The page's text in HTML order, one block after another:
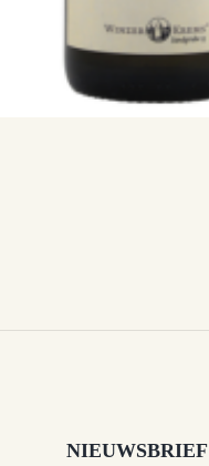
NIEUWSBRIEF